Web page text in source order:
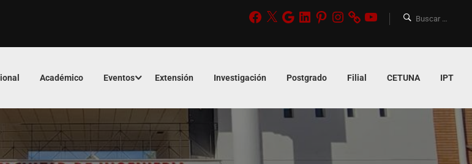
Académico Eventos Extensión Investigación Postgrado Filial CETUNA IPT